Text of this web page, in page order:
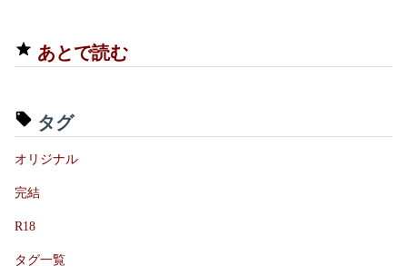
あとで読む
タグ
オリジナル
完結
R18
タグ一覧